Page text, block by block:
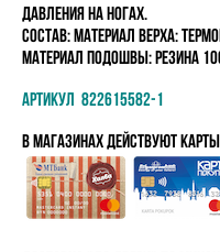
давления на ногах.
состав:Материал верха:
Материал подошвы: Резина
Артикул 822615582-1
в магазинах Действуют